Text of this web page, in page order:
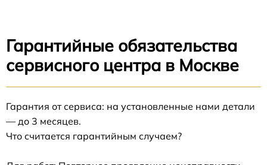
Гарантийные обязательства
сервисного центра в Москве
Гарантия от сервиса: на установленные нами детали
— до 3 месяцев.
Что считается гарантийным случаем?